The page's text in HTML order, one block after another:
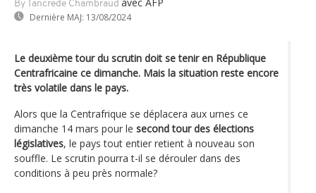
By Tancrede Chambraud
Dernière MAJ: 13/08/2024
Le deuxième tour du scrutin doit se tenir en République
Centrafricaine ce dimanche. Mais la situation reste encore
très volatile dans le pays.
Alors que la Centrafrique se déplacera aux urnes ce
dimanche 14 mars pour le second tour des élections
législatives, le pays tout entier retient à nouveau son
souffle. Le scrutin pourra t-il se dérouler dans des
conditions à peu près normale?